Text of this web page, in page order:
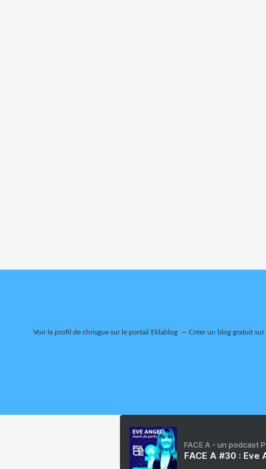
Voir le profil de chrisguesur le portail Eklablog Créer un blog gratuit sur
FACE A - un podcast
FACE A #30 :